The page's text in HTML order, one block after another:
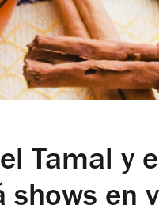
Tamal y
shows en